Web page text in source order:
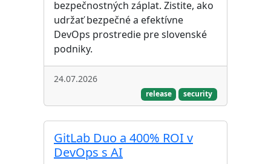
bezpečnostných záplat. Zistite, ako
udržať bezpečné a efektívne
DevOps prostredie pre slovenské
podniky.
24.07.2026
release security
GitLab Duo a 400% ROI v
DevOps s AI